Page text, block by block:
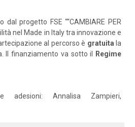
dal progetto FSE ““CAMBIARE PER
nel Made in Italy tra innovazione e
al percorso è gratuita la
Il finanziamento va sotto il
Regime
adesioni: Annalisa Zampieri,